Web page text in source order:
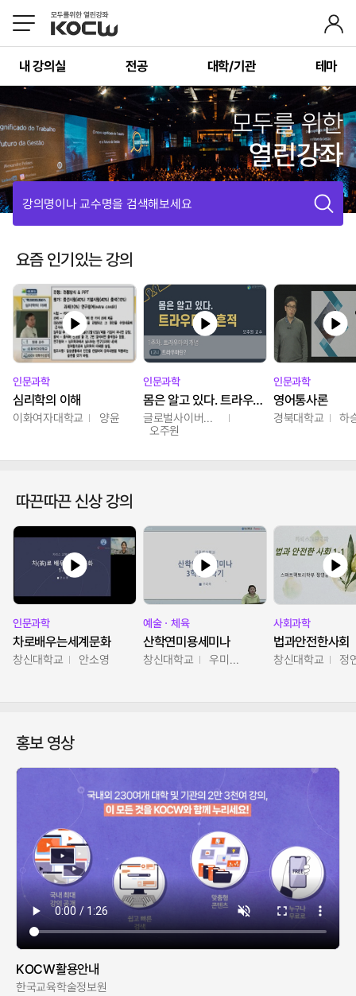
내 강의실 전공 대학/기관 테마
모두를 위한
열린강좌
강의명이나 교수명을 검색해보세요
요즘 인기있는 강의
인문과학
심리학의 이해
이화여자대학교 양윤
인문과학
몸은 알고 있다. 트라우마의 흔적
글로벌사이버대학교
오주원
인문과학
영어통사론
경북대학교 하
따끈따끈 신상 강의
인문과학
차로배우는세계문화
창신대학교 안소영
예술ㆍ체육
산학연미용세미나
창신대학교 우미옥,오윤경,박선이
사회과학
법과안전한사회
창신대학교 정
홍보 영상
KOCW활용안내
한국교육학술정보원